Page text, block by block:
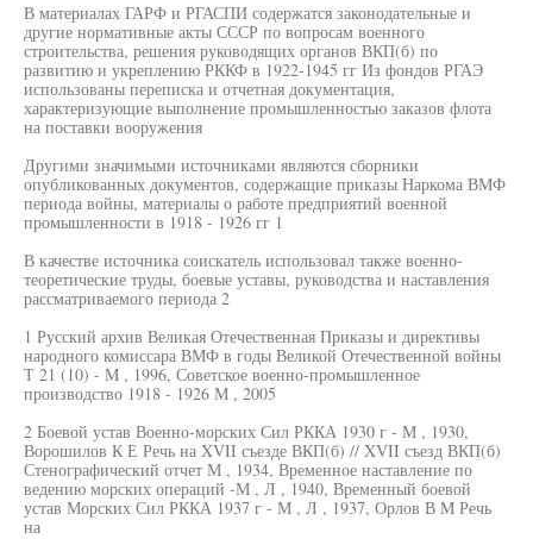
В материалах ГАРФ и РГАСПИ содержатся законодательные и
другие нормативные акты СССР по вопросам военного
строительства, решения руководящих органов ВКП(б) по
развитию и укреплению РККФ в 1922-1945 гг Из фондов РГАЭ
использованы переписка и отчетная документация,
характеризующие выполнение промышленностью заказов флота
на поставки вооружения
Другими значимыми источниками являются сборники
опубликованных документов, содержащие приказы Наркома ВМФ
периода войны, материалы о работе предприятий военной
промышленности в 1918 - 1926 гг 1
В качестве источника соискатель использовал также военно-
теоретические труды, боевые уставы, руководства и наставления
рассматриваемого периода 2
1 Русский архив Великая Отечественная Приказы и директивы
народного комиссара ВМФ в годы Великой Отечественной войны
Т 21 (10) - M , 1996, Советское военно-промышленное
производство 1918 - 1926 М , 2005
2 Боевой устав Военно-морских Сил РККА 1930 г - М , 1930,
Ворошилов К Е Речь на XVII съезде ВКП(б) // XVII съезд ВКП(б)
Стенографический отчет М , 1934, Временное наставление по
ведению морских операций -М , Л , 1940, Временный боевой
устав Морских Сил РККА 1937 г - М , Л , 1937, Орлов В M Речь
на